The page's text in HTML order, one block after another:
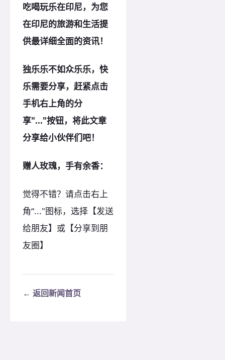
吃喝玩乐在印尼，为您
在印尼的旅游和生活提
供最详细全面的资讯！
独乐乐不如众乐乐，快
乐需要分享，赶紧点击
手机右上角的分
享"..."按钮，将此文章
分享给小伙伴们吧！
赠人玫瑰，手有余香：
觉得不错？请点击右上
角“..."图标，选择【发送
给朋友】或【分享到朋
友圈】
← 返回新闻首页